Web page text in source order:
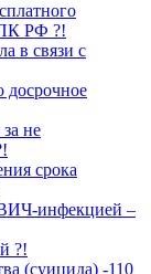
РФ ?!
в связи с
досрочное
не
срока
ВИЧ-инфекцией –
?!
(суицида) -110